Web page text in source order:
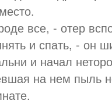
все, - отер
и спать, - он
и начал
на нем пыль